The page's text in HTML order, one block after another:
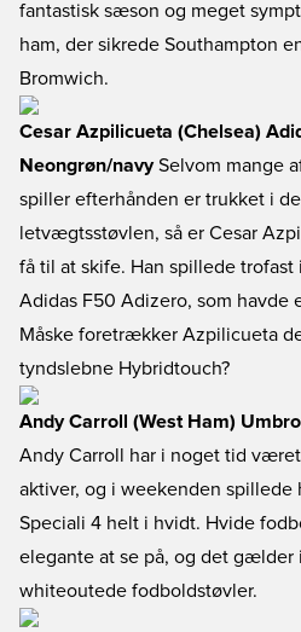
fantastisk sæson og meget
ham, der sikrede Southampton
Bromwich.
Cesar Azpilicueta (Chelsea)
Neongrøn/navySelvom mange
spiller efterhånden er trukket i
letvægtsstøvlen, så er Cesar
få til at skife. Han spillede
Adidas F50 Adizero, som havde
Måske foretrækker Azpilicueta
tyndslebne Hybridtouch?
Andy Carroll (West Ham)
Andy Carroll har i noget tid
aktiver, og i weekenden spillede
Speciali 4 helt i hvidt. Hvide
elegante at se på, og det gælder
whiteoutede fodboldstøvler.